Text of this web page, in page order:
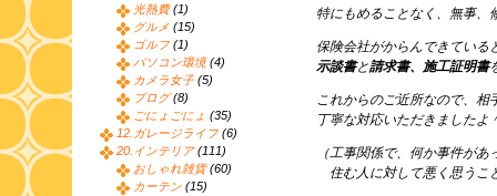
特にもめることなく、無事、
保険会社がからんできている
示談書と請求書、施工証明書
これからのご近所なので、相
丁寧な対応いただきましたよ
（工事関係で、何か事件があ
住む人に対して悪く思うこ
光熱費(1)
グルメ (15)
ゴルフ (1)
パソコン環境(4)
カメラ女子 (5)
ブログ(8)
ごにょごにょ (35)
12.ガレージライフ (6)
20.インテリア(111)
おしゃれ雑貨(60)
カーテン (15)